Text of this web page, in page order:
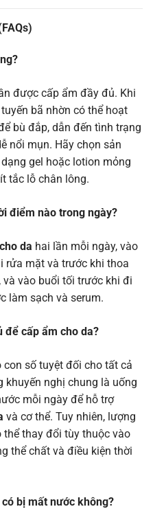
được cấp ẩm đầy đủ. Khi
bã nhờn có thể hoạt
bù đắp, dẫn đến tình trạng
nổi mụn. Hãy chọn sản
dạng gel hoặc lotion mỏng
tắc lỗ chân lông.
điểm nào trong ngày?
da hai lần mỗi ngày, vào
rửa mặt và trước khi thoa
và vào buổi tối trước khi đi
làm sạch và serum.
để cấp ẩm cho da?
con số tuyệt đối cho tất cả
khuyến nghị chung là uống
mỗi ngày để hỗ trợ
và cơ thể. Tuy nhiên, lượng
thể thay đổi tùy thuộc vào
thể chất và điều kiện thời
bị mất nước không?